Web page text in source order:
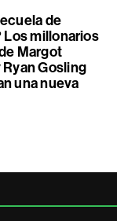
de
Los millonarios
Margot
Ryan Gosling
una nueva